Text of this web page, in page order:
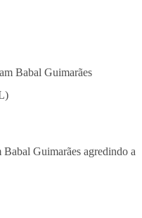
Guimarães agredindo a